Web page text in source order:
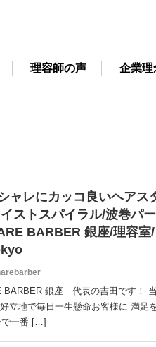
理容師の声 企業理
ャレにカッコ良いヘアス
ストスパイラル/波巻パ
BARBER 銀座/理容室
BARBER 銀座 代表の吉田です！
立地で毎日一生懸命お客様に 満足
で一番 […]